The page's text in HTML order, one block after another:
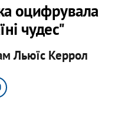
оцифрувала
чудес"
Льюїс Керрол